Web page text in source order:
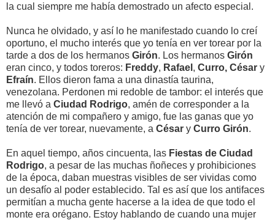
la cual siempre me había demostrado un afecto especial.
Nunca he olvidado, y así lo he manifestado cuando lo creí
oportuno, el mucho interés que yo tenía en ver torear por la
tarde a dos de los hermanos Girón. Los hermanos Girón
eran cinco, y todos toreros: Freddy, Rafael , Curro, César y
Efraín. Ellos dieron fama a una dinastía taurina,
venezolana. Perdonen mi redoble de tambor: el interés que
me llevó a Ciudad Rodrigo, amén de corresponder a la
atención de mi compañero y amigo, fue las ganas que yo
tenía de ver torear, nuevamente, a César y Curro Girón.
En aquel tiempo, años cincuenta, las Fiestas de Ciudad
Rodrigo, a pesar de las muchas ñoñeces y prohibiciones
de la época, daban muestras visibles de ser vividas como
un desafío al poder establecido. Tal es así que los antifaces
permitían a mucha gente hacerse a la idea de que todo el
monte era orégano. Estoy hablando de cuando una mujer